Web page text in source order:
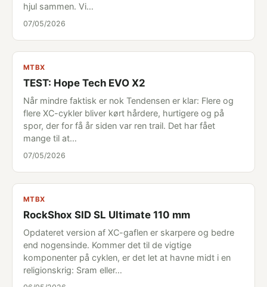
hjul sammen. Vi…
07/05/2026
MTBX
TEST: Hope Tech EVO X2
Når mindre faktisk er nok Tendensen er klar: Flere og
flere XC-cykler bliver kørt hårdere, hurtigere og på
spor, der for få år siden var ren trail. Det har fået
mange til at…
07/05/2026
MTBX
RockShox SID SL Ultimate 110 mm
Opdateret version af XC-gaflen er skarpere og bedre
end nogensinde. Kommer det til de vigtige
komponenter på cyklen, er det let at havne midt i en
religionskrig: Sram eller…